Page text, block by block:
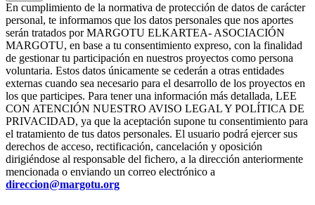
En cumplimiento de la normativa de protección de datos de carácter
personal, te informamos que los datos personales que nos aportes
serán tratados por MARGOTU ELKARTEA- ASOCIACIÓN
MARGOTU, en base a tu consentimiento expreso, con la finalidad
de gestionar tu participación en nuestros proyectos como persona
voluntaria. Estos datos únicamente se cederán a otras entidades
externas cuando sea necesario para el desarrollo de los proyectos en
los que participes. Para tener una información más detallada, LEE
CON ATENCIÓN NUESTRO AVISO LEGAL Y POLÍTICA DE
PRIVACIDAD, ya que la aceptación supone tu consentimiento para
el tratamiento de tus datos personales. El usuario podrá ejercer sus
derechos de acceso, rectificación, cancelación y oposición
dirigiéndose al responsable del fichero, a la dirección anteriormente
mencionada o enviando un correo electrónico a
direccion@margotu.org